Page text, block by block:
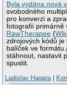
Byla vydána nová
svobodného
pro konverzi a
fotografií primárně
RawTherapee (
zdrojových kódů je
balíček ve formátu
stáhnout, nastavit
spustit.
Ladislav Hagara